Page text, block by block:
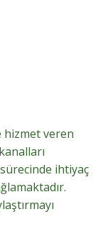
hizmet veren
ihtiyaç